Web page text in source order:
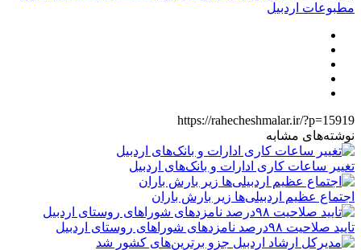
مطبوعات اردبیل
https://rahecheshmalar.ir/?p=15919
نوشته‌های مشابه
تغییر ساعات کاری ادارات و بانک‌های اردبیل
اجتماع عظیم اردبیلی‌ها زیر بارش باران
تایید صلاحیت ۹۸درصد نامزدهای شوراهای روستای اردبیل